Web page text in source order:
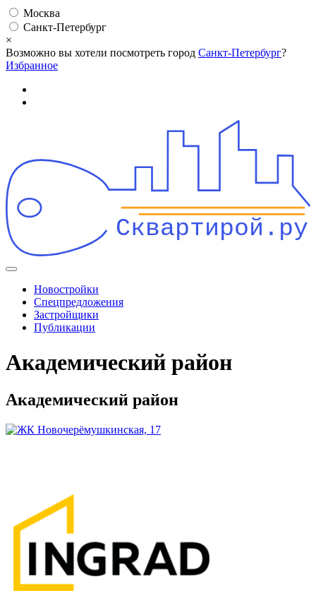
Москва
Санкт-Петербург
×
Возможно вы хотели посмотреть город Санкт-Петербург?
Избранное
Сквартирой.ру
Новостройки
Спецпредложения
Застройщики
Публикации
Академический район
Академический район